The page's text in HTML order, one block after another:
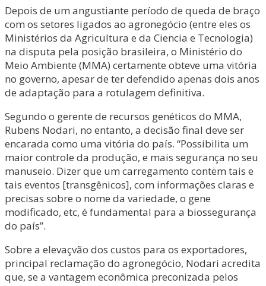
Depois de um angustiante período de queda de braço
com os setores ligados ao agronegócio (entre eles os
Ministérios da Agricultura e da Ciencia e Tecnologia)
na disputa pela posição brasileira, o Ministério do
Meio Ambiente (MMA) certamente obteve uma vitória
no governo, apesar de ter defendido apenas dois anos
de adaptação para a rotulagem definitiva.
Segundo o gerente de recursos genéticos do MMA,
Rubens Nodari, no entanto, a decisão final deve ser
encarada como uma vitória do país. “Possibilita um
maior controle da produção, e mais segurança no seu
manuseio. Dizer que um carregamento contëm tais e
tais eventos [transgênicos], com informações claras e
precisas sobre o nome da variedade, o gene
modificado, etc, é fundamental para a biossegurança
do país”.
Sobre a elevaçvão dos custos para os exportadores,
principal reclamação do agronegócio, Nodari acredita
que, se a vantagem econômica preconizada pelos